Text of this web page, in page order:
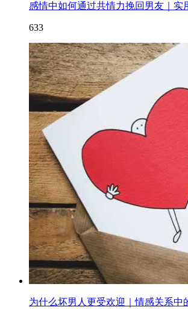
感情中如何通过共情力挽回男友｜实
633
为什么坏男人更受欢迎｜情感关系中